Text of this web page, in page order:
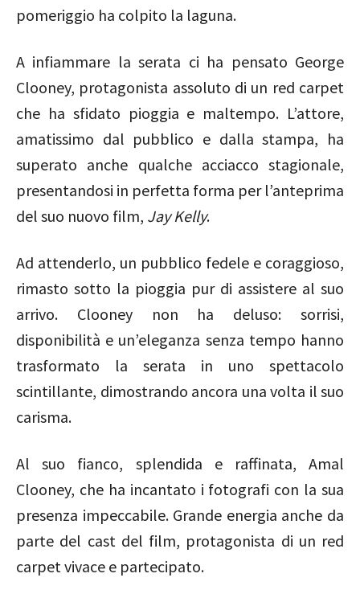
pomeriggio ha colpito la laguna.
A infiammare la serata ci ha pensato George
Clooney, protagonista assoluto di un red carpet
che ha sfidato pioggia e maltempo. L’attore,
amatissimo dal pubblico e dalla stampa, ha
superato anche qualche acciacco stagionale,
presentandosi in perfetta forma per l’anteprima
del suo nuovo film, Jay Kelly.
Ad attenderlo, un pubblico fedele e coraggioso,
rimasto sotto la pioggia pur di assistere al suo
arrivo. Clooney non ha deluso: sorrisi,
disponibilità e un’eleganza senza tempo hanno
trasformato la serata in uno spettacolo
scintillante, dimostrando ancora una volta il suo
carisma.
Al suo fianco, splendida e raffinata, Amal
Clooney, che ha incantato i fotografi con la sua
presenza impeccabile. Grande energia anche da
parte del cast del film, protagonista di un red
carpet vivace e partecipato.